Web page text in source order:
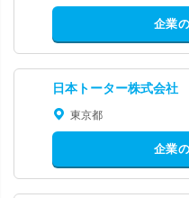
企業
日本トーター株式会社
東京都
企業